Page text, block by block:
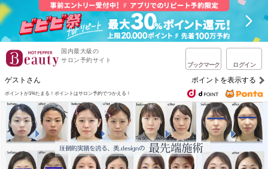
国内最大級の
サロン予約サイト
ブックマーク ログイン
ゲストさん ポイントを表示する
ポイントが1%たまる！ ポイントはサロン予約でつかえる！